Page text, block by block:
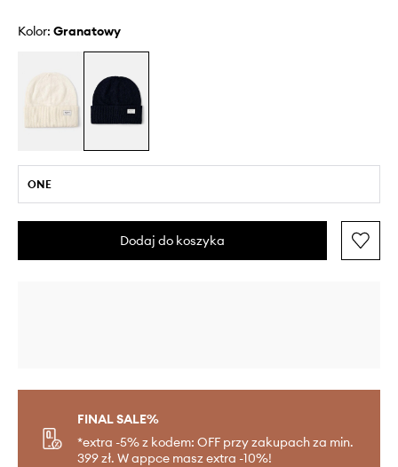
Kolor: granatowy
ONE
Dodaj do koszyka
FINAL SALE%
*extra -5% z kodem: OFF przy zakupach za min.
399 zł. W appce masz extra -10%!